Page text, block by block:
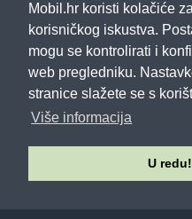
Mobil.hr koristi kolačiće
korisničkog iskustva.
mogu se kontrolirati i
web pregledniku.
stranice slažete se s
Više informacija
U redu!
Impressum
Marketing
Pravne odredbe
Izjava o privatnosti
POTRAŽITE NAS
Sva prava pridržana - Mobil.hr -